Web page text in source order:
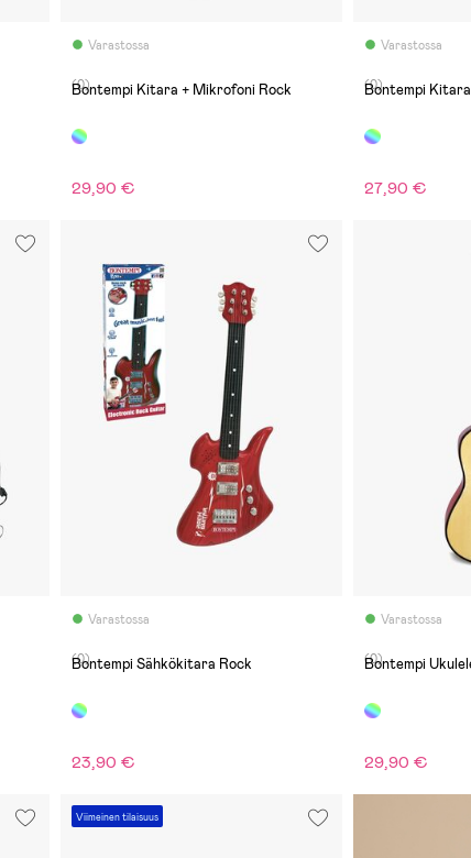
Varastossa
(0)
Bontempi Kitara + Mikrofoni Rock
29,90 €
Varastossa
(0)
Bontempi
27,90 €
Varastossa
(0)
Bontempi Sähkökitara Rock
23,90 €
Varastossa
(0)
Bontempi
29,90 €
Viimeinen tilaisuus